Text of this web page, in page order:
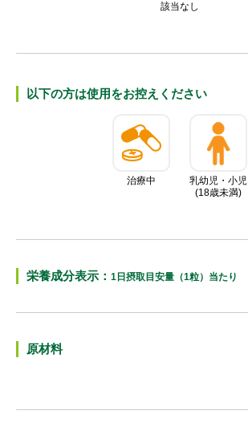
該当なし
以下の⽅は使⽤をお控えください
治療中
乳幼児・小児
(18歳未満)
栄養成分表示： 1日摂取目安量（1粒）当たり
原材料